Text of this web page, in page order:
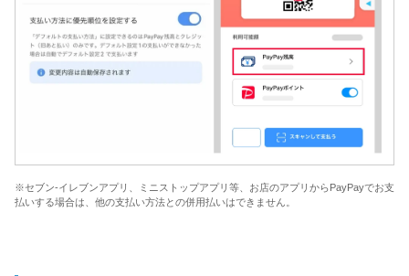
※セブン-イレブンアプリ、ミニストップアプリ等、お店のアプリからPayPayでお支
払いする場合は、他の支払い方法との併用払いはできません。